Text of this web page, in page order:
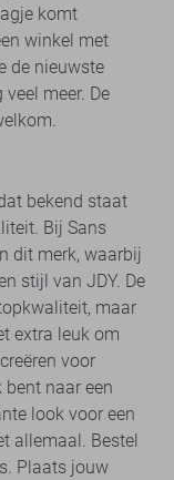
komt
winkel met
de nieuwste
meer. De
bekend staat
Bij Sans
dit merk, waarbij
stijl van JDY. De
maar
extra leuk om
voor
bent naar een
look voor een
allemaal. Bestel
Plaats jouw